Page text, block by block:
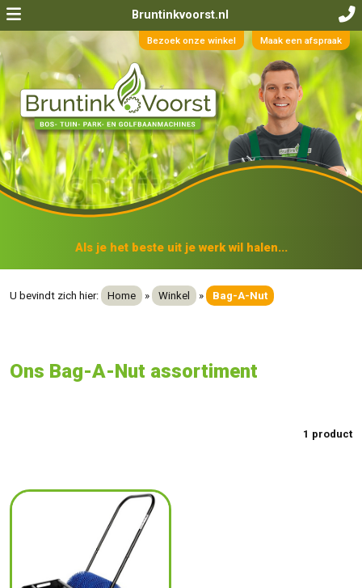
Bruntinkvoorst.nl
Bezoek onze winkel Maak een afspraak
Als je het beste uit je werk wil halen...
U bevindt zich hier: Home » Winkel » Bag-A-Nut
Ons Bag-A-Nut assortiment
1 product